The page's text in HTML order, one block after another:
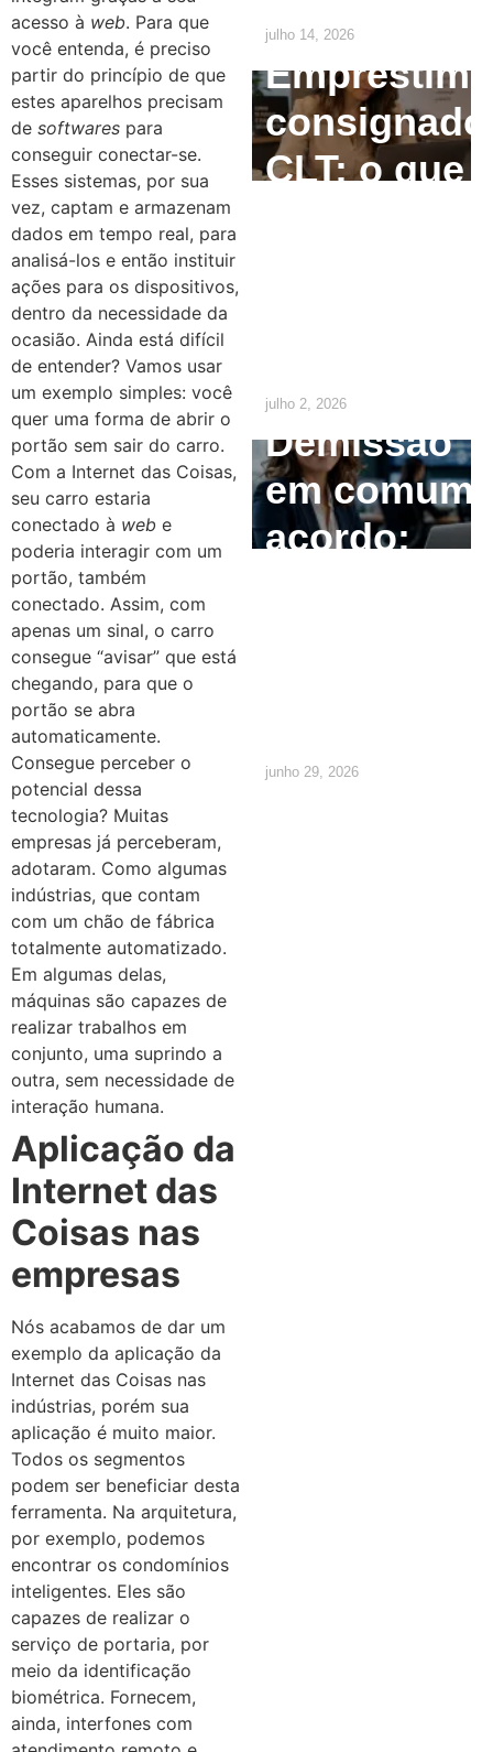
acesso à web. Para que
você entenda, é preciso
partir do princípio de que
estes aparelhos precisam
de softwares para
conseguir conectar-se.
Esses sistemas, por sua
vez, captam e armazenam
dados em tempo real, para
analisá-los e então instituir
ações para os dispositivos,
dentro da necessidade da
ocasião. Ainda está difícil
de entender? Vamos usar
um exemplo simples: você
quer uma forma de abrir o
portão sem sair do carro.
Com a Internet das Coisas,
seu carro estaria
conectado à web e
poderia interagir com um
portão, também
conectado. Assim, com
apenas um sinal, o carro
consegue “avisar” que está
chegando, para que o
portão se abra
automaticamente.
Consegue perceber o
potencial dessa
tecnologia? Muitas
empresas já perceberam,
adotaram. Como algumas
indústrias, que contam
com um chão de fábrica
totalmente automatizado.
Em algumas delas,
máquinas são capazes de
realizar trabalhos em
conjunto, uma suprindo a
outra, sem necessidade de
interação humana.
Aplicação da
Internet das
Coisas nas
empresas
Nós acabamos de dar um
exemplo da aplicação da
Internet das Coisas nas
indústrias, porém sua
aplicação é muito maior.
Todos os segmentos
podem ser beneficiar desta
ferramenta. Na arquitetura,
por exemplo, podemos
encontrar os condomínios
inteligentes. Eles são
capazes de realizar o
serviço de portaria, por
meio da identificação
biométrica. Fornecem,
ainda, interfones com
julho 14, 2026
Empréstimo
consignado
CLT: o que
julho 2, 2026
Demissão
em comum
acordo:
junho 29, 2026